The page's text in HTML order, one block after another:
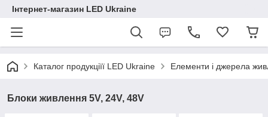
Інтернет-магазин LED Ukraine
Каталог продукціїї LED Ukraine Елементи і джерела
Блоки живлення 5V, 24V, 48V